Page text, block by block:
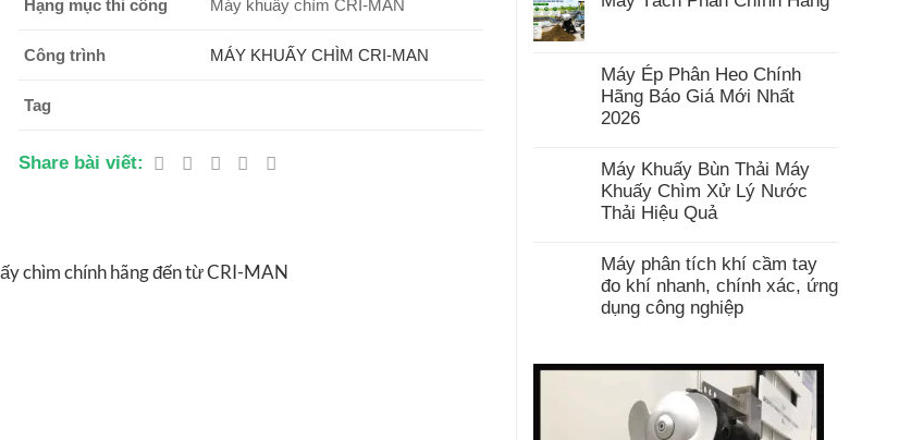
luận
ở
Máy
Tách
Hãng
Máy Ép Phân Heo Chính
Hãng Báo Giá Mới Nhất
2026
bình
luận
ở
Máy
Heo
Chính
Hãng
Báo
2026
Máy Khuấy Bùn Thải Máy
Khuấy Chìm Xử Lý Nước
Thải Hiệu Quả
bình
luận
ở
Máy
Máy
Máy phân tích khí cầm tay
đo khí nhanh, chính xác, ứng
dụng công nghiệp
bình
Hạng mục thi công Máy khuấy chìm CRI-MAN
Công trình MÁY KHUẤY CHÌM CRI-MAN
Tag
Share bài viết:
chìm chính hãng đến từ CRI-MAN